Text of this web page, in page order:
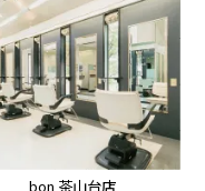
bon 茶山台店